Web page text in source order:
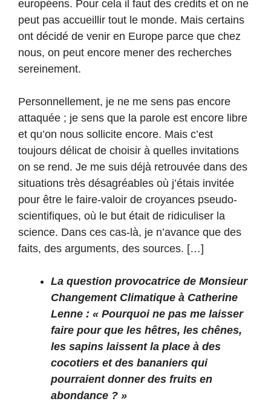
européens. Pour cela il faut des crédits et on ne
peut pas accueillir tout le monde. Mais certains
ont décidé de venir en Europe parce que chez
nous, on peut encore mener des recherches
sereinement.
Personnellement, je ne me sens pas encore
attaquée ; je sens que la parole est encore libre
et qu’on nous sollicite encore. Mais c’est
toujours délicat de choisir à quelles invitations
on se rend. Je me suis déjà retrouvée dans des
situations très désagréables où j’étais invitée
pour être le faire-valoir de croyances pseudo-
scientifiques, où le but était de ridiculiser la
science. Dans ces cas-là, je n’avance que des
faits, des arguments, des sources. […]
La question provocatrice de Monsieur
Changement Climatique à Catherine
Lenne : « Pourquoi ne pas me laisser
faire pour que les hêtres, les chênes,
les sapins laissent la place à des
cocotiers et des bananiers qui
pourraient donner des fruits en
abondance ? »